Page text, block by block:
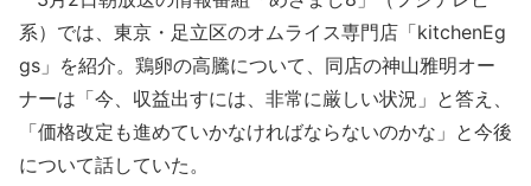
系）では、東京・足立区のオムライス専門店「kitchenEg
gs」を紹介。鶏卵の高騰について、同店の神山雅明オー
ナーは「今、収益出すには、非常に厳しい状況」と答え、
「価格改定も進めていかなければならないのかな」と今後
について話していた。